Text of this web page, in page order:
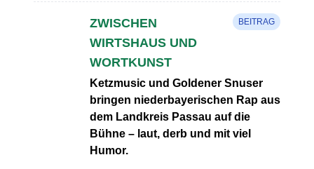
ZWISCHEN
WIRTSHAUS UND
WORTKUNST
BEITRAG
Ketzmusic und Goldener Snuser
bringen niederbayerischen Rap aus
dem Landkreis Passau auf die
Bühne – laut, derb und mit viel
Humor.